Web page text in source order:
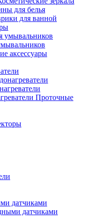
для белья
для ванной
аксессуары
Проточные
датчиками
датчиками